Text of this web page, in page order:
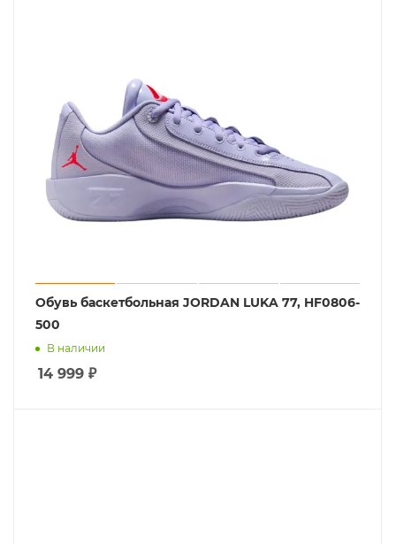
Обувь баскетбольная JORDAN LUKA 77, HF0806-
500
В наличии
14 999 ₽